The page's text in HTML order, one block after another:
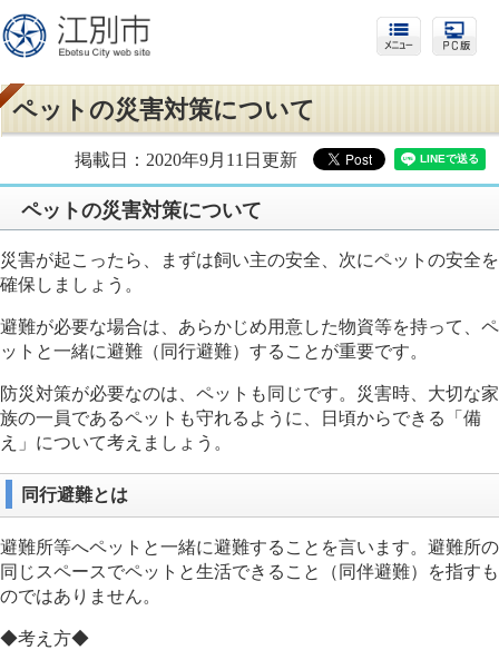
ペットの災害対策について
掲載日：2020年9月11日更新
ペットの災害対策について
災害が起こったら、まずは飼い主の安全、次にペットの安全を
確保しましょう。
避難が必要な場合は、あらかじめ用意した物資等を持って、ペ
ットと一緒に避難（同行避難）することが重要です。
防災対策が必要なのは、ペットも同じです。災害時、大切な家
族の一員であるペットも守れるように、日頃からできる「備
え」について考えましょう。
同行避難とは
避難所等へペットと一緒に避難することを言います。避難所の
同じスペースでペットと生活できること（同伴避難）を指すも
のではありません。
◆考え方◆